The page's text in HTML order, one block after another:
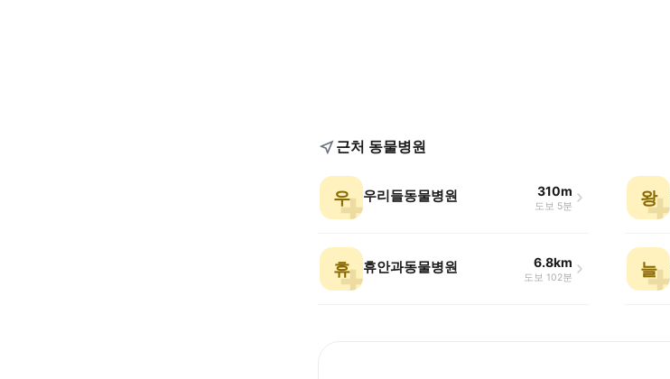
근처 동물병원
우 우리들동물병원 310m
도보 5분 왕
휴 휴안과동물병원 6.8km
도보 102분 늘